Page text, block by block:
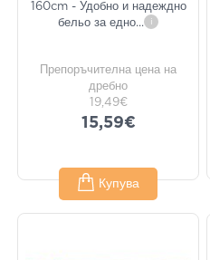
160cm - Удобно и надеждно
бельо за едно... i
Препоръчителна цена на
дребно
19,49€
15,59€
Купува